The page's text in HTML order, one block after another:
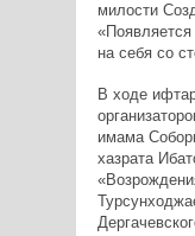
милости
на себя со
В ходе
имама
хазрата